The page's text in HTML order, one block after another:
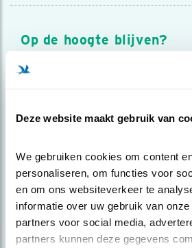
Deze website maakt gebruik van
We gebruiken cookies om content
personaliseren, om functies voor
en om ons websiteverkeer te
informatie over uw gebruik van
partners voor social media,
partners kunnen deze gegevens
Op de hoogte blijven?
Meld je aan en ontvang nieuws,
over vogels en activiteiten van